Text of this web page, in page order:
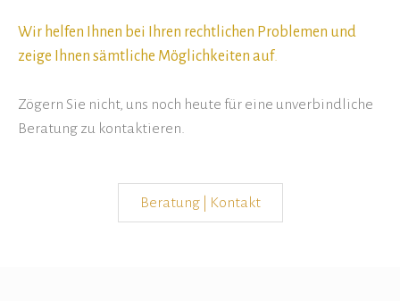
Wir helfen Ihnen bei Ihren rechtlichen Problemen und
zeige Ihnen sämtliche Möglichkeiten auf.
Zögern Sie nicht, uns noch heute für eine unverbindliche
Beratung zu kontaktieren.
Beratung | Kontakt